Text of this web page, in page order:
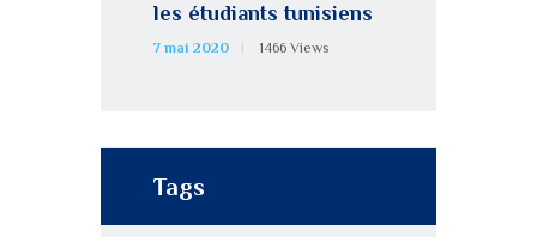
les étudiants tunisiens
7 mai 2020 1466 Views
Tags